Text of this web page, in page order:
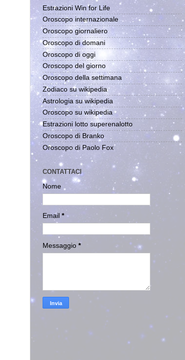
Estrazioni Win for Life
Oroscopo internazionale
Oroscopo giornaliero
Oroscopo di domani
Oroscopo di oggi
Oroscopo del giorno
Oroscopo della settimana
Zodiaco su wikipedia
Astrologia su wikipedia
Oroscopo su wikipedia
Estrazioni lotto superenalotto
Oroscopo di Branko
Oroscopo di Paolo Fox
CONTATTACI
Nome
Email *
Messaggio *